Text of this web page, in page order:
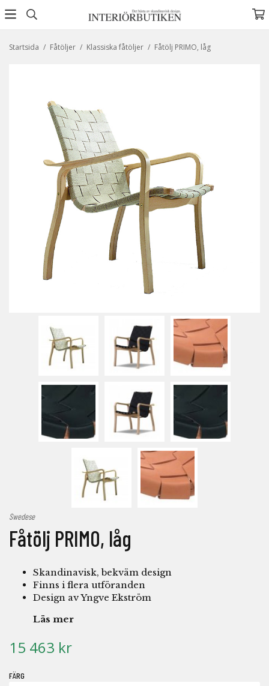
Startsida / Fåtöljer / Klassiska fåtöljer / Fåtölj PRIMO, låg
Swedese
Fåtölj PRIMO, låg
Skandinavisk, bekväm design
Finns i flera utföranden
Design av Yngve Ekström
Läs mer
15 463 kr
FÄRG